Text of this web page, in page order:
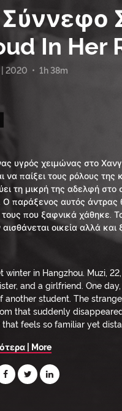
In Her
| 2020 • 1h 38m
υγρός χειμώνας στο
να παίξει τους ρόλους
τη μικρή της αδελφή στο
Ο παράξενος αυτός άντρας
που ξαφνικά χάθηκε.
οικεία αλλά
winter in Hangzhou. Muzi,
and a girlfriend. One
another student. The
that suddenly
feels so familiar yet
| More